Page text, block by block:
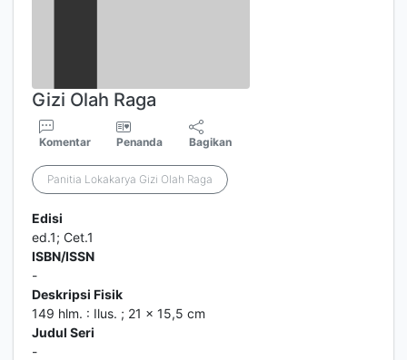
Gizi Olah Raga
Komentar Penanda Bagikan
Panitia Lokakarya Gizi Olah Raga
Edisi
ed.1; Cet.1
ISBN/ISSN
-
Deskripsi Fisik
149 hlm. : Ilus. ; 21 x 15,5 cm
Judul Seri
-